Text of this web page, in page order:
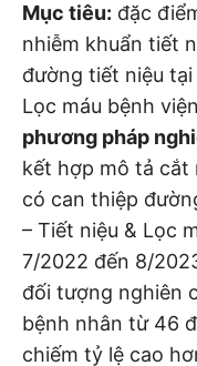
Mục tiêu: đặc
nhiễm khuẩn tiết
đường tiết niệu
Lọc máu bệnh
phương pháp
kết hợp mô tả cắt
có can thiệp
– Tiết niệu & Lọc
7/2022 đến 8/
đối tượng nghiên
bệnh nhân từ 46
chiếm tỷ lệ cao